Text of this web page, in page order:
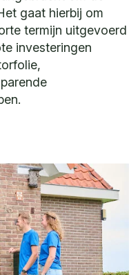
gaat hierbij om
termijn uitgevoerd
investeringen